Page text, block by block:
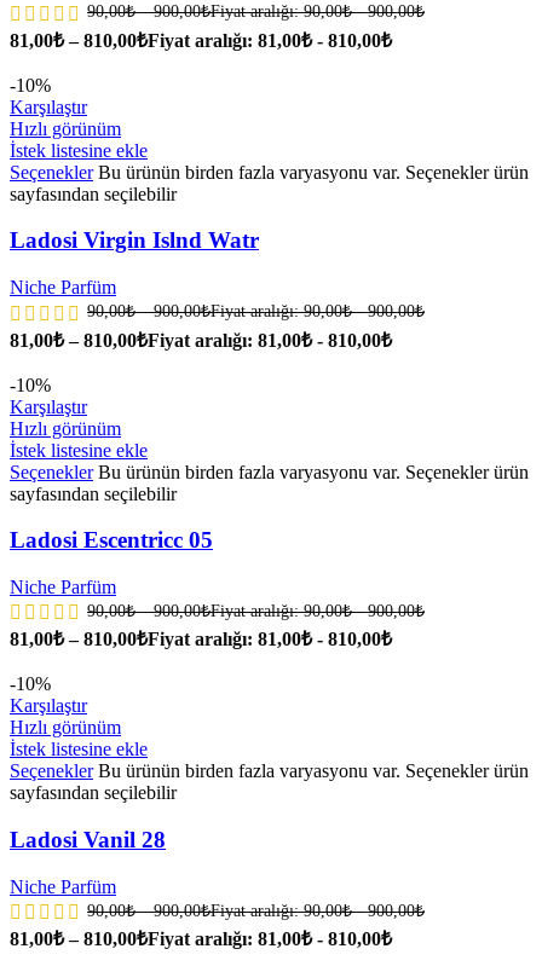
90,00₺ –900,00₺Fiyat aralığı: 90,00₺ - 900,00₺
81,00₺ –810,00₺Fiyat aralığı: 81,00₺ - 810,00₺
-10%
Karşılaştır
Hızlı görünüm
İstek listesine ekle
Seçenekler Bu ürünün birden fazla varyasyonu var. Seçenekler ürün
sayfasından seçilebilir
Ladosi Virgin Islnd Watr
Niche Parfüm
90,00₺ –900,00₺Fiyat aralığı: 90,00₺ - 900,00₺
81,00₺ –810,00₺Fiyat aralığı: 81,00₺ - 810,00₺
-10%
Karşılaştır
Hızlı görünüm
İstek listesine ekle
Seçenekler Bu ürünün birden fazla varyasyonu var. Seçenekler ürün
sayfasından seçilebilir
Ladosi Escentricc 05
Niche Parfüm
90,00₺ –900,00₺Fiyat aralığı: 90,00₺ - 900,00₺
81,00₺ –810,00₺Fiyat aralığı: 81,00₺ - 810,00₺
-10%
Karşılaştır
Hızlı görünüm
İstek listesine ekle
Seçenekler Bu ürünün birden fazla varyasyonu var. Seçenekler ürün
sayfasından seçilebilir
Ladosi Vanil 28
Niche Parfüm
90,00₺ –900,00₺Fiyat aralığı: 90,00₺ - 900,00₺
81,00₺ –810,00₺Fiyat aralığı: 81,00₺ - 810,00₺